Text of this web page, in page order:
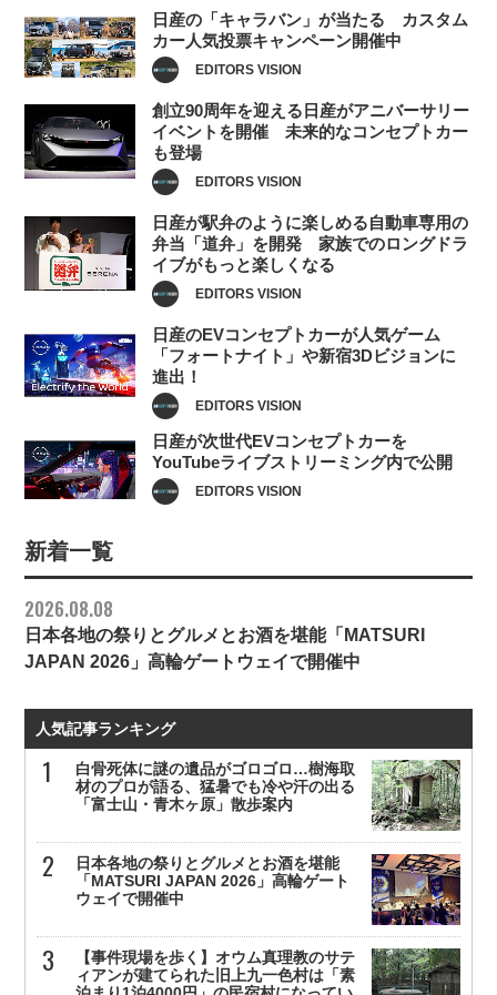
日産の「キャラバン」が当たる カスタム
カー人気投票キャンペーン開催中
EDITORS VISION
創立90周年を迎える日産がアニバーサリー
イベントを開催 未来的なコンセプトカー
も登場
EDITORS VISION
日産が駅弁のように楽しめる自動車専用の
弁当「道弁」を開発 家族でのロングドラ
イブがもっと楽しくなる
EDITORS VISION
日産のEVコンセプトカーが人気ゲーム
「フォートナイト」や新宿3Dビジョンに
進出！
EDITORS VISION
日産が次世代EVコンセプトカーを
YouTubeライブストリーミング内で公開
EDITORS VISION
新着一覧
2026.08.08
日本各地の祭りとグルメとお酒を堪能「MATSURI
JAPAN 2026」高輪ゲートウェイで開催中
人気記事ランキング
白骨死体に謎の遺品がゴロゴロ…樹海取
材のプロが語る、猛暑でも冷や汗の出る
「富士山・青木ヶ原」散歩案内
日本各地の祭りとグルメとお酒を堪能
「MATSURI JAPAN 2026」高輪ゲート
ウェイで開催中
【事件現場を歩く】オウム真理教のサテ
ィアンが建てられた旧上九一色村は「素